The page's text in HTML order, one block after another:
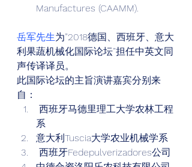
Manufactures (CAAMM).
岳军先生为”2018德国、西班牙、意大
利果蔬机械化国际论坛”担任中英文同
声传译译员。
此国际论坛的主旨演讲嘉宾分别来
自：
系
意大利Tuscia大学农业机械学系
西班牙Fedepulverizadores公司